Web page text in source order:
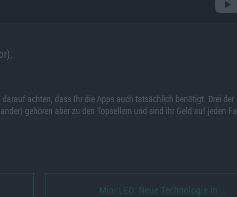
achten, dass Ihr die Apps auch tatsächlich benötigt. Drei der
gehören aber zu den Topsellern und sind ihr Geld auf jeden Fall
Mini LED: Neue Technologie in …